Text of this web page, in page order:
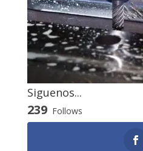
Siguenos...
239 Follows